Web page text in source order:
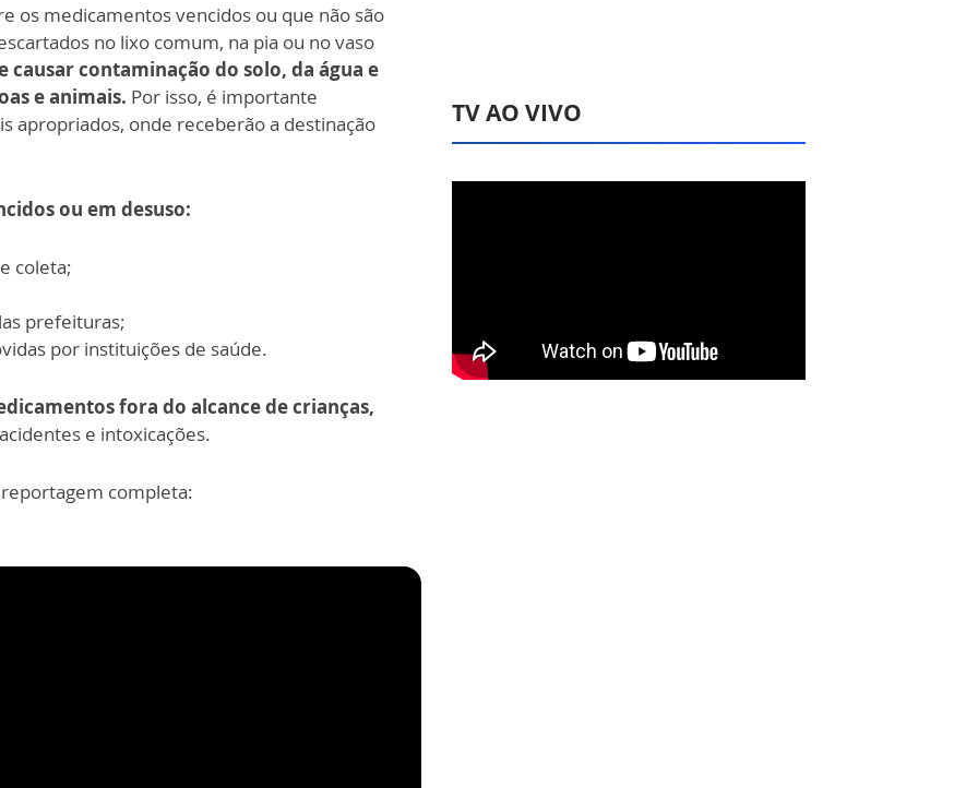
os medicamentos vencidos ou que não são
no lixo comum, na pia ou no vaso
contaminação do solo, da água e
e animais. Por isso, é importante
apropriados, onde receberão a destinação
ou em desuso:
coleta;
prefeituras;
por instituições de saúde.
fora do alcance de crianças,
e intoxicações.
completa:
TV AO VIVO